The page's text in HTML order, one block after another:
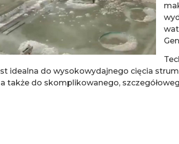
idealna do wysokowydajnego cięcia
a także do skomplikowanego,